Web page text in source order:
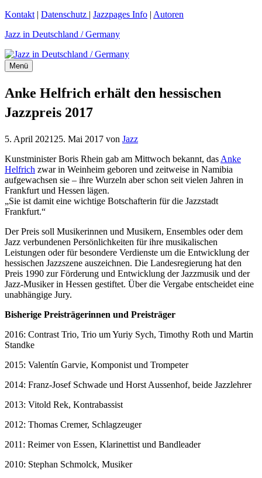
Zum
springen
Kontakt | Datenschutz | Jazzpages Info | Autoren
Jazz in Deutschland / Germany
Menü
Anke Helfrich erhält den hessischen
Jazzpreis 2017
5. April 2021 25. Mai 2017 von Jazz
Kunstminister Boris Rhein gab am Mittwoch bekannt, das Anke
Helfrich zwar in Weinheim geboren und zeitweise in Namibia
aufgewachsen sie – ihre Wurzeln aber schon seit vielen Jahren in
Frankfurt und Hessen lägen.
„Sie ist damit eine wichtige Botschafterin für die Jazzstadt
Frankfurt.“
Der Preis soll Musikerinnen und Musikern, Ensembles oder dem
Jazz verbundenen Persönlichkeiten für ihre musikalischen
Leistungen oder für besondere Verdienste um die Entwicklung der
hessischen Jazzszene auszeichnen. Die Landesregierung hat den
Preis 1990 zur Förderung und Entwicklung der Jazzmusik und der
Jazz-Musiker in Hessen gestiftet. Über die Vergabe entscheidet eine
unabhängige Jury.
Bisherige Preisträgerinnen und Preisträger
2016: Contrast Trio, Trio um Yuriy Sych, Timothy Roth und Martin
Standke
2015: Valentín Garvie, Komponist und Trompeter
2014: Franz-Josef Schwade und Horst Aussenhof, beide Jazzlehrer
2013: Vitold Rek, Kontrabassist
2012: Thomas Cremer, Schlagzeuger
2011: Reimer von Essen, Klarinettist und Bandleader
2010: Stephan Schmolck, Musiker